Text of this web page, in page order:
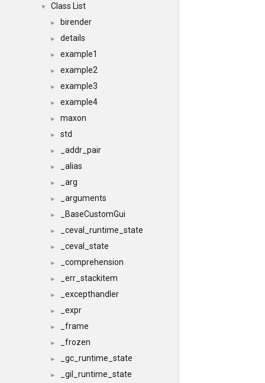
▼ Class List
► birender
► details
► example1
► example2
► example3
► example4
► maxon
► std
► _addr_pair
► _alias
► _arg
► _arguments
► _BaseCustomGui
► _ceval_runtime_state
► _ceval_state
► _comprehension
► _err_stackitem
► _excepthandler
► _expr
► _frame
► _frozen
► _gc_runtime_state
► _gil_runtime_state